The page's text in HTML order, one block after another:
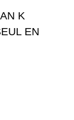
K
EN